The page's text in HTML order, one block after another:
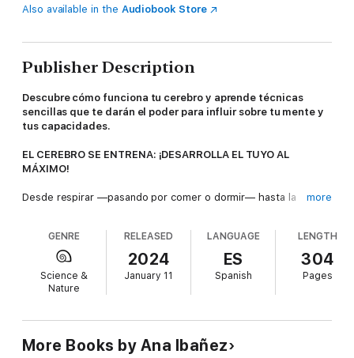
Also available in the Audiobook Store
Publisher Description
Descubre cómo funciona tu cerebro y aprende técnicas
sencillas que te darán el poder para influir sobre tu mente y
tus capacidades.
EL CEREBRO SE ENTRENA: ¡DESARROLLA EL TUYO AL
MÁXIMO!
Desde respirar —pasando por comer o dormir— hasta la
Nuestro cerebro define quiénes somos y qué potencial
tenemos, y entrenarlo para sacarle el máximo partido es
En este libro, Ana Ibáñez repasa los problemas que más a
concentración o el descontrol de nuestras emociones a veces
parecen vencernos, pero aquí tienes el manual perfecto para
more
GENRE
Science &
Nature
RELEASED
2024
January 11
LANGUAGE
ES
Spanish
LENGTH
304
Pages
More Books by Ana Ibañez